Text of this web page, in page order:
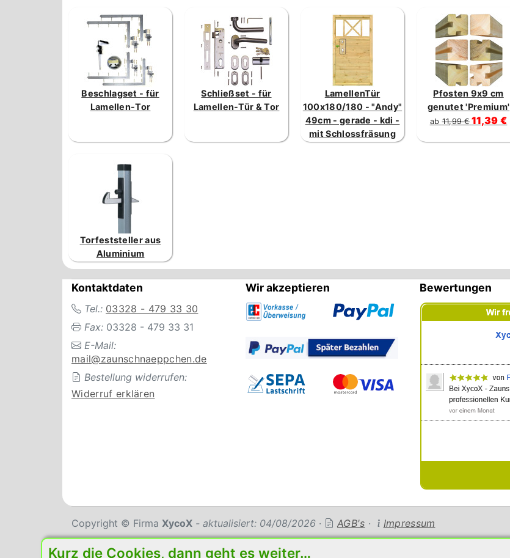
Beschlagset - für
Lamellen-Tor
Schließset - für
Lamellen-Tür & Tor
LamellenTür
100x180/180 - "Andy"
49cm - gerade - kdi -
mit Schlossfräsung
Pfosten 9x9 cm
genutet 'Premium'
ab11,99 € 11,39 €
Torfeststeller aus
Aluminium
Kontaktdaten
Tel.: 03328 - 479 33 30
Fax: 03328 - 479 33 31
E-Mail:
mail@zaunschnaeppchen.de
Bestellung widerrufen:
Widerruf erklären
Wir akzeptieren Bewertungen
Copyright © Firma XycoX - aktualisiert: 04/08/2026 · AGB's · Impressum
Kurz die Cookies, dann geht es weiter…